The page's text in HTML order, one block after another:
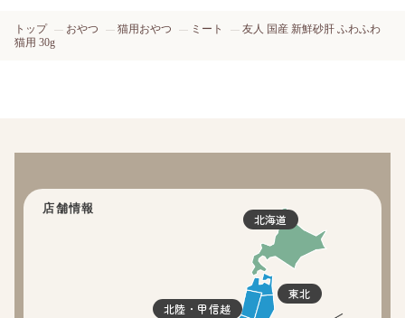
トップ おやつ 猫用おやつ ミート
友人 国産 新鮮砂肝 ふわふわ
猫用 30g
店舗情報
北海道
東北
北陸・甲信越